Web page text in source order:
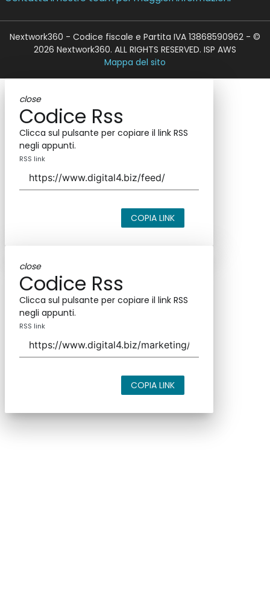
Nextwork360 - Codice fiscale e Partita IVA 13868590962 - ©
2026 Nextwork360. ALL RIGHTS RESERVED. ISP AWS
Mappa del sito
close
Codice Rss
Clicca sul pulsante per copiare il link RSS
negli appunti.
RSS link
COPIA LINK
close
Codice Rss
Clicca sul pulsante per copiare il link RSS
negli appunti.
RSS link
COPIA LINK